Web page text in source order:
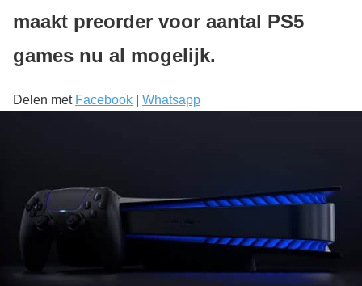
maakt preorder voor aantal PS5
games nu al mogelijk.
Delen met Facebook Whatsapp